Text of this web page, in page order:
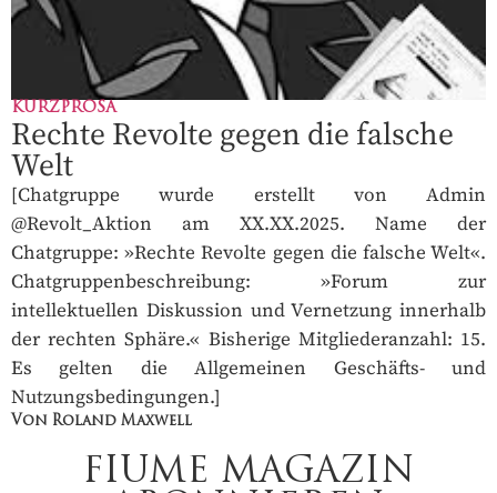
KURZPROSA
Rechte Revolte gegen die falsche
Welt
[Chatgruppe wurde erstellt von Admin
@Revolt_Aktion am XX.XX.2025. Name der
Chatgruppe: »Rechte Revolte gegen die falsche Welt«.
Chatgruppenbeschreibung: »Forum zur
intellektuellen Diskussion und Vernetzung innerhalb
der rechten Sphäre.« Bisherige Mitgliederanzahl: 15.
Es gelten die Allgemeinen Geschäfts- und
Nutzungsbedingungen.]
Von Roland Maxwell
FIUME MAGAZIN